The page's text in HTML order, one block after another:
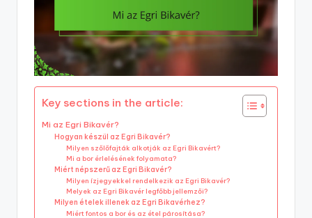
Key sections in the article:
Mi az Egri Bikavér?
Hogyan készül az Egri Bikavér?
Milyen szőlőfajták alkotják az Egri Bikavért?
Mi a bor érlelésének folyamata?
Miért népszerű az Egri Bikavér?
Milyen ízjegyekkel rendelkezik az Egri Bikavér?
Melyek az Egri Bikavér legfőbb jellemzői?
Milyen ételek illenek az Egri Bikavérhez?
Miért fontos a bor és az étel párosítása?